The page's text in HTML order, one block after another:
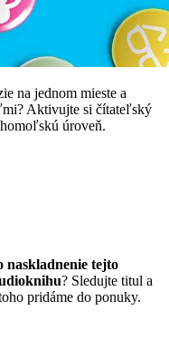
na jednom mieste a
Aktivujte si čítateľský
úroveň.
naskladnenie tejto
? Sledujte titul a
pridáme do ponuky.